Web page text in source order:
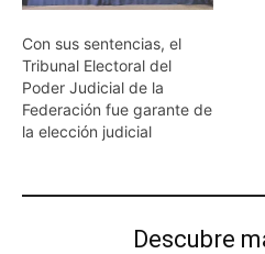
Con sus sentencias, el
Tribunal Electoral del
Poder Judicial de la
Federación fue garante de
la elección judicial
Descubre